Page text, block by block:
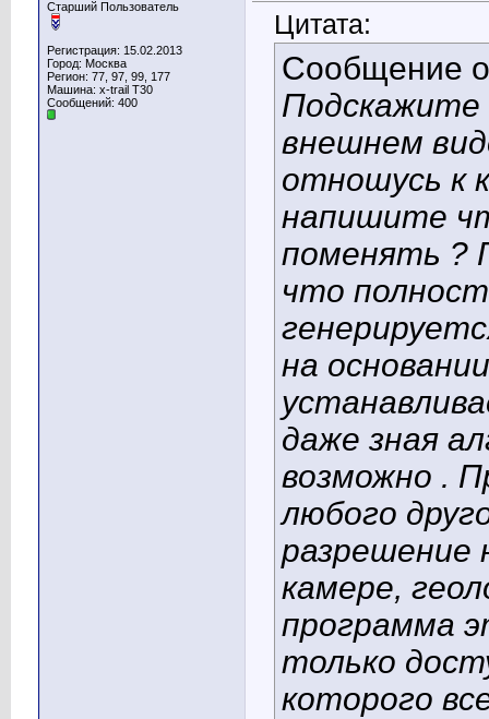
Старший Пользователь
Регистрация: 15.02.2013
Город: Москва
Регион: 77, 97, 99, 177
Машина: x-trail T30
Сообщений: 400
Цитата:
Сообщение
Подскажите
внешнем
отношусь к
напишите
поменять ?
что
на
даже зная
возможно .
любого
разрешение
камере,
программа
только
которого